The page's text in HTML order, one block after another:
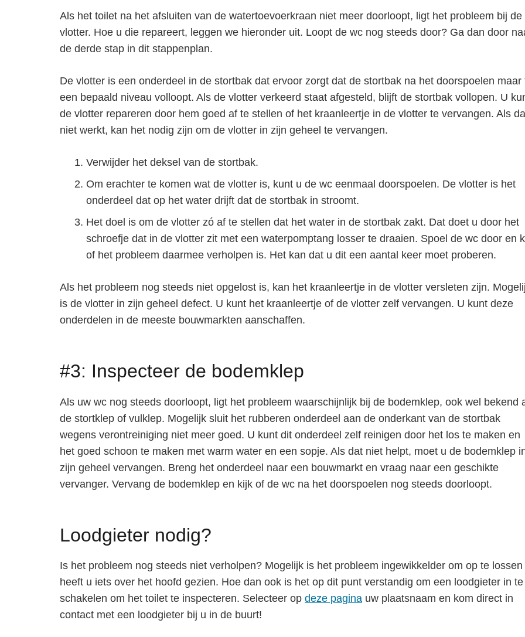
Als het toilet na het afsluiten van de watertoevoerkraan niet meer doorloopt, ligt het probleem bij de
vlotter. Hoe u die repareert, leggen we hieronder uit. Loopt de wc nog steeds door? Ga dan door
de derde stap in dit stappenplan.
De vlotter is een onderdeel in de stortbak dat ervoor zorgt dat de stortbak na het doorspoelen maar
een bepaald niveau volloopt. Als de vlotter verkeerd staat afgesteld, blijft de stortbak vollopen. U
de vlotter repareren door hem goed af te stellen of het kraanleertje in de vlotter te vervangen. Als
niet werkt, kan het nodig zijn om de vlotter in zijn geheel te vervangen.
Verwijder het deksel van de stortbak.
Om erachter te komen wat de vlotter is, kunt u de wc eenmaal doorspoelen. De vlotter is het
onderdeel dat op het water drijft dat de stortbak in stroomt.
Het doel is om de vlotter zó af te stellen dat het water in de stortbak zakt. Dat doet u door het
schroefje dat in de vlotter zit met een waterpomptang losser te draaien. Spoel de wc door en
of het probleem daarmee verholpen is. Het kan dat u dit een aantal keer moet proberen.
Als het probleem nog steeds niet opgelost is, kan het kraanleertje in de vlotter versleten zijn.
is de vlotter in zijn geheel defect. U kunt het kraanleertje of de vlotter zelf vervangen. U kunt deze
onderdelen in de meeste bouwmarkten aanschaffen.
#3: Inspecteer de bodemklep
Als uw wc nog steeds doorloopt, ligt het probleem waarschijnlijk bij de bodemklep, ook wel bekend
de stortklep of vulklep. Mogelijk sluit het rubberen onderdeel aan de onderkant van de stortbak
wegens verontreiniging niet meer goed. U kunt dit onderdeel zelf reinigen door het los te maken en
het goed schoon te maken met warm water en een sopje. Als dat niet helpt, moet u de bodemklep
zijn geheel vervangen. Breng het onderdeel naar een bouwmarkt en vraag naar een geschikte
vervanger. Vervang de bodemklep en kijk of de wc na het doorspoelen nog steeds doorloopt.
Loodgieter nodig?
Is het probleem nog steeds niet verholpen? Mogelijk is het probleem ingewikkelder om op te lossen
heeft u iets over het hoofd gezien. Hoe dan ook is het op dit punt verstandig om een loodgieter in te
schakelen om het toilet te inspecteren. Selecteer op deze pagina uw plaatsnaam en kom direct in
contact met een loodgieter bij u in de buurt!